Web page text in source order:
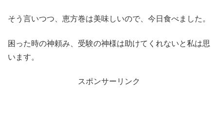
そう言いつつ、恵方巻は美味しいので、今日食べました。
困った時の神頼み、受験の神様は助けてくれないと私は思
います。
スポンサーリンク